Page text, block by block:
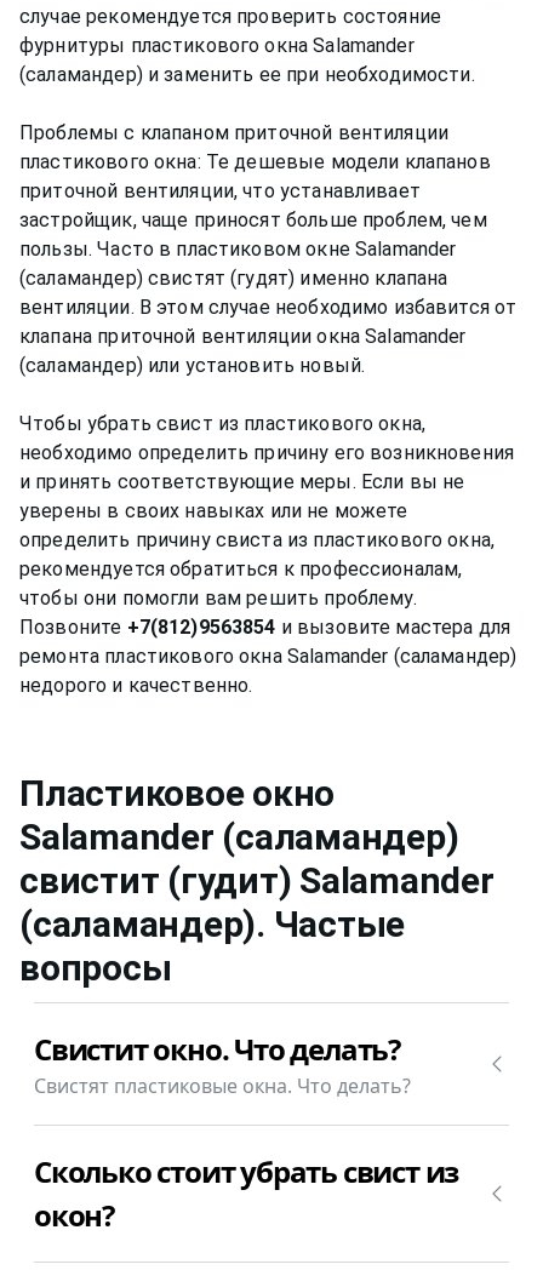
случае рекомендуется проверить состояние
фурнитуры пластикового окна Salamander
(саламандер) и заменить ее при необходимости.
Проблемы с клапаном приточной вентиляции
пластикового окна: Те дешевые модели клапанов
приточной вентиляции, что устанавливает
застройщик, чаще приносят больше проблем, чем
пользы. Часто в пластиковом окне Salamander
(саламандер) свистят (гудят) именно клапана
вентиляции. В этом случае необходимо избавится от
клапана приточной вентиляции окна Salamander
(саламандер) или установить новый.
Чтобы убрать свист из пластикового окна,
необходимо определить причину его возникновения
и принять соответствующие меры. Если вы не
уверены в своих навыках или не можете
определить причину свиста из пластикового окна,
рекомендуется обратиться к профессионалам,
чтобы они помогли вам решить проблему.
Позвоните +7(812)9563854 и вызовите мастера для
ремонта пластикового окна Salamander (саламандер)
Пластиковое окно
Salamander (саламандер)
свистит (гудит) Salamander
(саламандер). Частые
вопросы
Свистит окно. Что делать?
Свистят пластиковые окна. Что делать?
(саламандер) при сильном ветре? Просто
позвоните +7(812)9563854 и вызовите мастера
для ремонта окон Salamander (саламандер)
Сколько стоит убрать свист из
окон?